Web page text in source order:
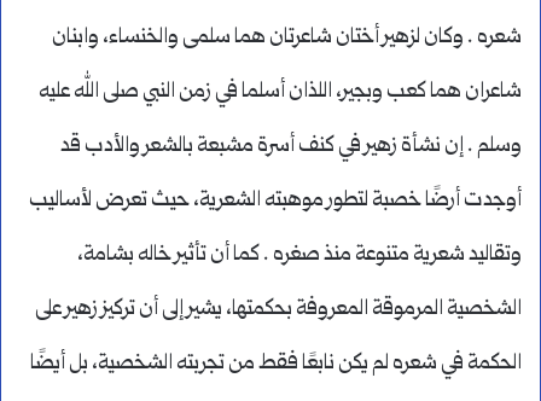
شعره . وكان لزهير أختان شاعرتان هما سلمى والخنساء، وابنان
شاعران هما كعب وبجير، اللذان أسلما في زمن النبي صلى الله عليه
وسلم . إن نشأة زهير في كنف أسرة مشبعة بالشعر والأدب قد
أوجدت أرضًا خصبة لتطور موهبته الشعرية، حيث تعرض لأساليب
وتقاليد شعرية متنوعة منذ صغره . كما أن تأثير خاله بشامة،
الشخصية المرموقة المعروفة بحكمتها، يشير إلى أن تركيز زهير على
الحكمة في شعره لم يكن نابعًا فقط من تجربته الشخصية، بل أيضًا